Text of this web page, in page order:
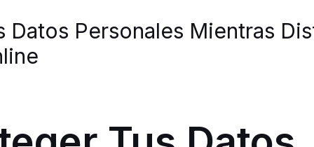
Datos Personales Mientras